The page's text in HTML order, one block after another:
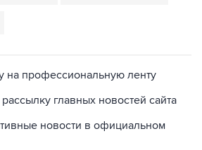
главных новостей сайта
новости в официальном